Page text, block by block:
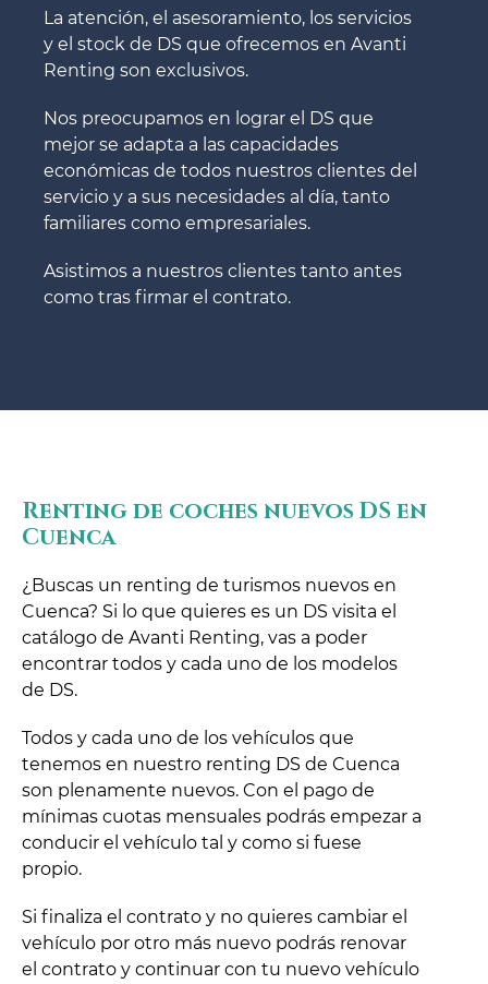
La atención, el asesoramiento, los servicios
y el stock de DS que ofrecemos en Avanti
Renting son exclusivos.
Nos preocupamos en lograr el DS que
mejor se adapta a las capacidades
económicas de todos nuestros clientes del
servicio y a sus necesidades al día, tanto
familiares como empresariales.
Asistimos a nuestros clientes tanto antes
como tras firmar el contrato.
Renting de coches nuevos DS en
Cuenca
¿Buscas un renting de turismos nuevos en
Cuenca? Si lo que quieres es un DS visita el
catálogo de Avanti Renting, vas a poder
encontrar todos y cada uno de los modelos
de DS.
Todos y cada uno de los vehículos que
tenemos en nuestro renting DS de Cuenca
son plenamente nuevos. Con el pago de
mínimas cuotas mensuales podrás empezar a
conducir el vehículo tal y como si fuese
propio.
Si finaliza el contrato y no quieres cambiar el
vehículo por otro más nuevo podrás renovar
el contrato y continuar con tu nuevo vehículo